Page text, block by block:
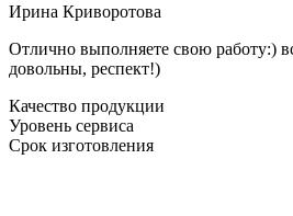
Ирина Криворотова
Отлично выполняете свою работу:)
довольны, респект!)
Качество продукции
Уровень сервиса
Срок изготовления